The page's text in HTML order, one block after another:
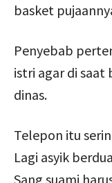
basket
Penyebab
istri agar di saat
dinas.
Telepon itu
Lagi asyik
Sang suami